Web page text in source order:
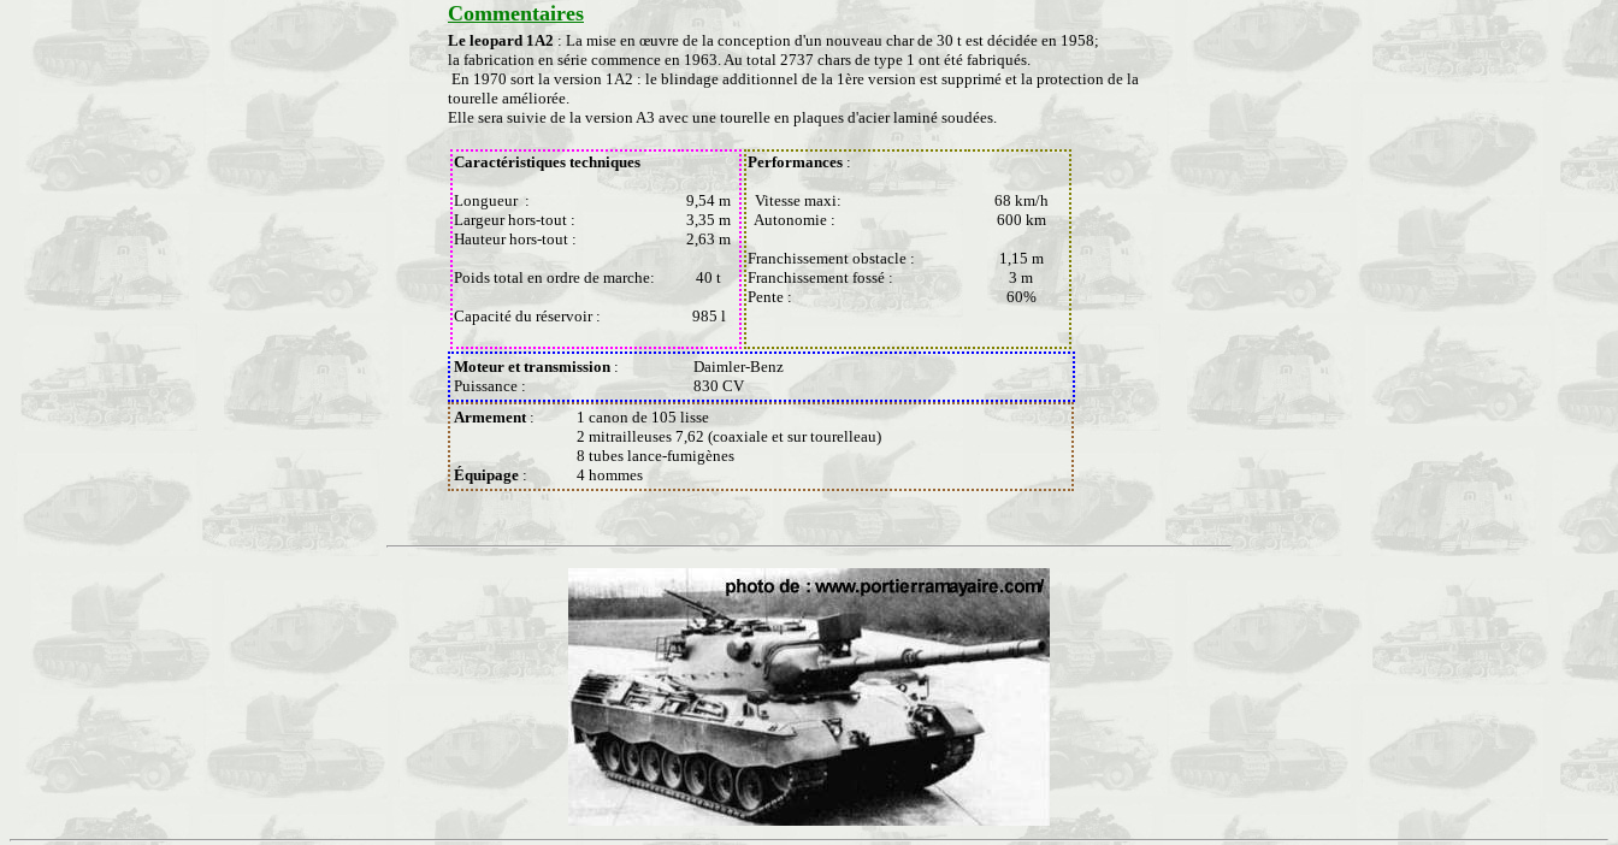
Commentaires
Le leopard 1A2 : La mise en œuvre de la conception d'un nouveau char de 30 t est décidée en 1958;
la fabrication en série commence en 1963. Au total 2737 chars de type 1 ont été fabriqués.
En 1970 sort la version 1A2 : le blindage additionnel de la 1ère version est supprimé et la protection de la
tourelle améliorée.
Elle sera suivie de la version A3 avec une tourelle en plaques d'acier laminé soudées.
Caractéristiques techniques
Longueur :
Largeur hors-tout :
Hauteur hors-tout :
Poids total en ordre de marche:
Capacité du réservoir :
9,54 m
3,35 m
2,63 m
40 t
985 l
Performances :
Vitesse maxi:
Autonomie :
Franchissement obstacle :
Franchissement fossé :
Pente :
68 km/h
600 km
1,15 m
3 m
60%
Moteur et transmission :
Puissance :
Daimler-Benz
830 CV
Armement:
Équipage :
1 canon de 105 lisse
2 mitrailleuses 7,62 (coaxiale et sur tourelleau)
8 tubes lance-fumigènes
4 hommes